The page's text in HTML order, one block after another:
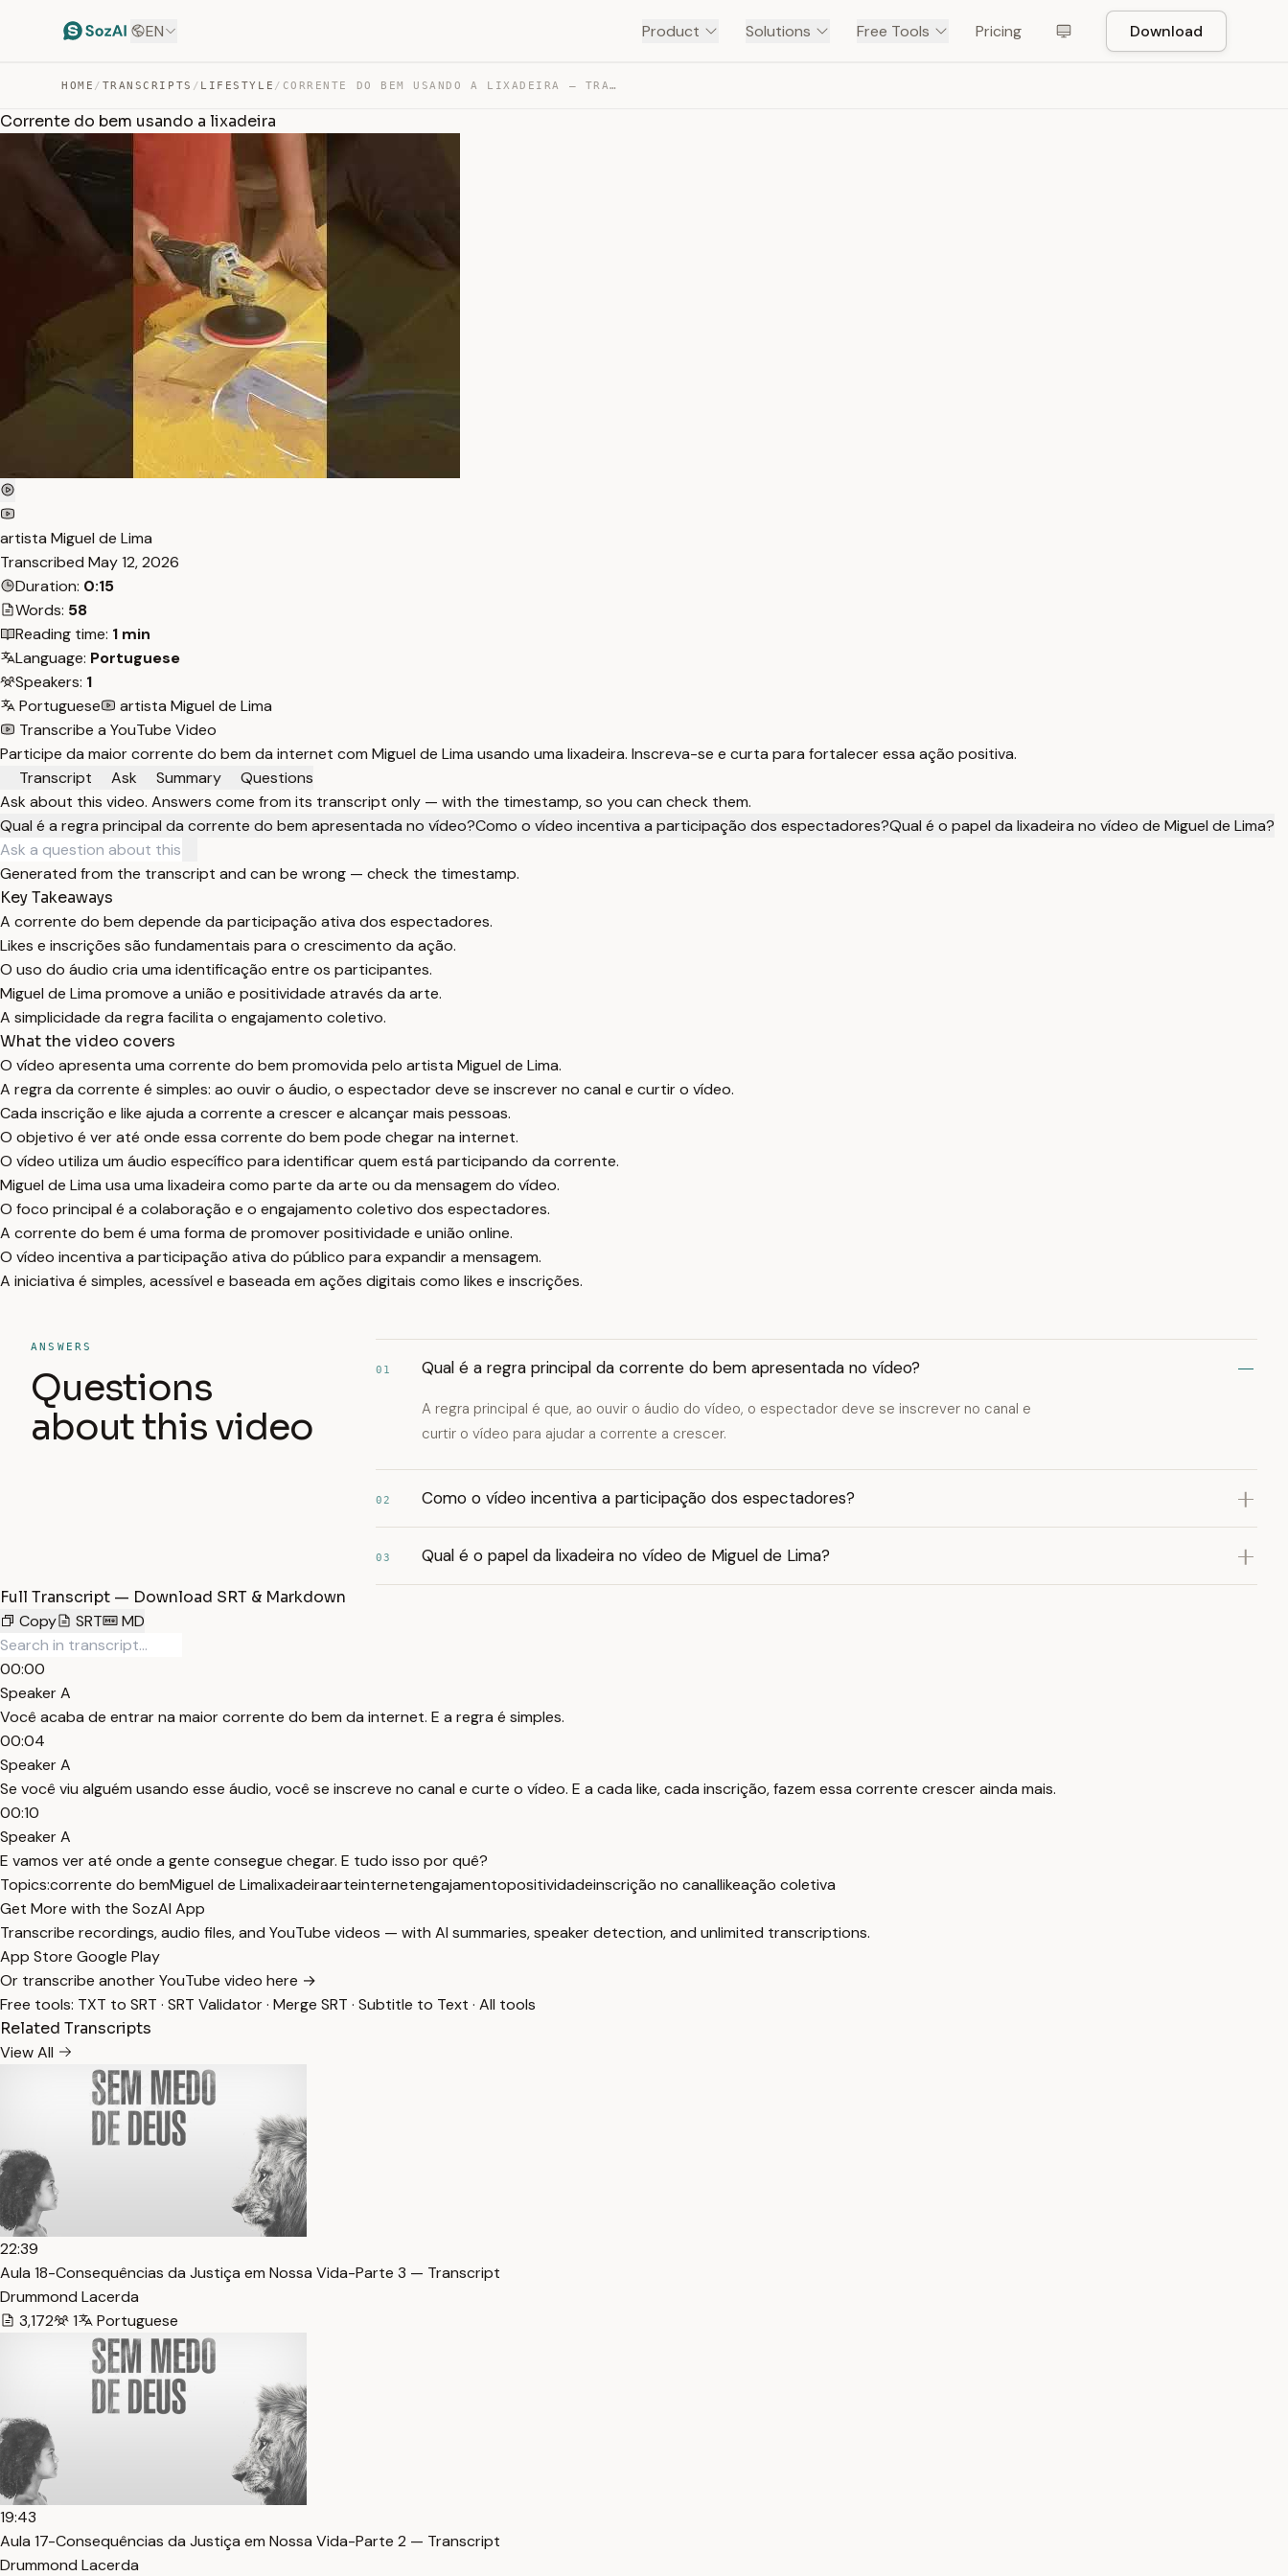
EN Product Solutions Free Tools Pricing Download
HOME / TRANSCRIPTS / LIFESTYLE / CORRENTE DO BEM USANDO A LIXADEIRA — TRANSCRIPT
Corrente do bem usando a lixadeira
artista Miguel de Lima
Transcribed May 12, 2026
Duration: 0:15
Words: 58
Reading time: 1 min
Language: Portuguese
Speakers: 1
Portuguese
artista Miguel de Lima
Transcribe a YouTube Video
Participe da maior corrente do bem da internet com Miguel de Lima usando uma lixadeira. Inscreva-se e curta para fortalecer essa ação positiva.
Transcript
Ask Summary
Questions
Ask about this video. Answers come from its transcript only — with the timestamp, so you can check them.
Qual é a regra principal da corrente do bem apresentada no vídeo?Como o vídeo incentiva a participação dos espectadores?Qual é o papel da lixadeira no vídeo de Miguel de Lima?
Generated from the transcript and can be wrong — check the timestamp.
Key Takeaways
A corrente do bem depende da participação ativa dos espectadores.
Likes e inscrições são fundamentais para o crescimento da ação.
O uso do áudio cria uma identificação entre os participantes.
Miguel de Lima promove a união e positividade através da arte.
A simplicidade da regra facilita o engajamento coletivo.
What the video covers
O vídeo apresenta uma corrente do bem promovida pelo artista Miguel de Lima.
A regra da corrente é simples: ao ouvir o áudio, o espectador deve se inscrever no canal e curtir o vídeo.
Cada inscrição e like ajuda a corrente a crescer e alcançar mais pessoas.
O objetivo é ver até onde essa corrente do bem pode chegar na internet.
O vídeo utiliza um áudio específico para identificar quem está participando da corrente.
Miguel de Lima usa uma lixadeira como parte da arte ou da mensagem do vídeo.
O foco principal é a colaboração e o engajamento coletivo dos espectadores.
A corrente do bem é uma forma de promover positividade e união online.
O vídeo incentiva a participação ativa do público para expandir a mensagem.
A iniciativa é simples, acessível e baseada em ações digitais como likes e inscrições.
ANSWERS
Questions
about this video
01 Qual é a regra principal da corrente do bem apresentada no vídeo?
A regra principal é que, ao ouvir o áudio do vídeo, o espectador deve se inscrever no canal e
curtir o vídeo para ajudar a corrente a crescer.
02 Como o vídeo incentiva a participação dos espectadores?
03 Qual é o papel da lixadeira no vídeo de Miguel de Lima?
Full Transcript — Download SRT & Markdown
Copy
SRT MD
00:00
Speaker A
Você acaba de entrar na maior corrente do bem da internet. E a regra é simples.
00:04
Speaker A
Se você viu alguém usando esse áudio, você se inscreve no canal e curte o vídeo. E a cada like, cada inscrição, fazem essa corrente crescer ainda mais.
00:10
Speaker A
E vamos ver até onde a gente consegue chegar. E tudo isso por quê?
Topics:corrente do bemMiguel de Limalixadeiraarteinternetengajamentopositividadeinscrição no canallikeação coletiva
Get More with the SozAI App
Transcribe recordings, audio files, and YouTube videos — with AI summaries, speaker detection, and unlimited transcriptions.
App Store Google Play
Or transcribe another YouTube video here →
Free tools: TXT to SRT · SRT Validator· Merge SRT · Subtitle to Text · All tools
Related Transcripts
View All
22:39
Aula 18-Consequências da Justiça em Nossa Vida-Parte 3 — Transcript
Drummond Lacerda
3,172
1 Portuguese
19:43
Aula 17-Consequências da Justiça em Nossa Vida-Parte 2 — Transcript
Drummond Lacerda